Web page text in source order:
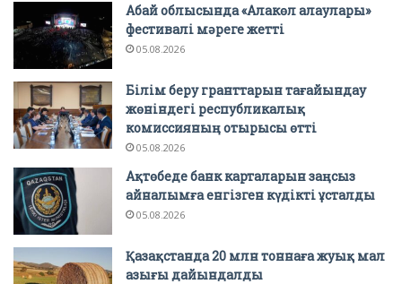
Абай облысында «Алакөл алаулары»
фестивалі мәреге жетті
05.08.2026
Білім беру гранттарын тағайындау
жөніндегі республикалық
комиссияның отырысы өтті
05.08.2026
Ақтөбеде банк карталарын заңсыз
айналымға енгізген күдікті ұсталды
05.08.2026
Қазақстанда 20 млн тоннаға жуық мал
азығы дайындалды